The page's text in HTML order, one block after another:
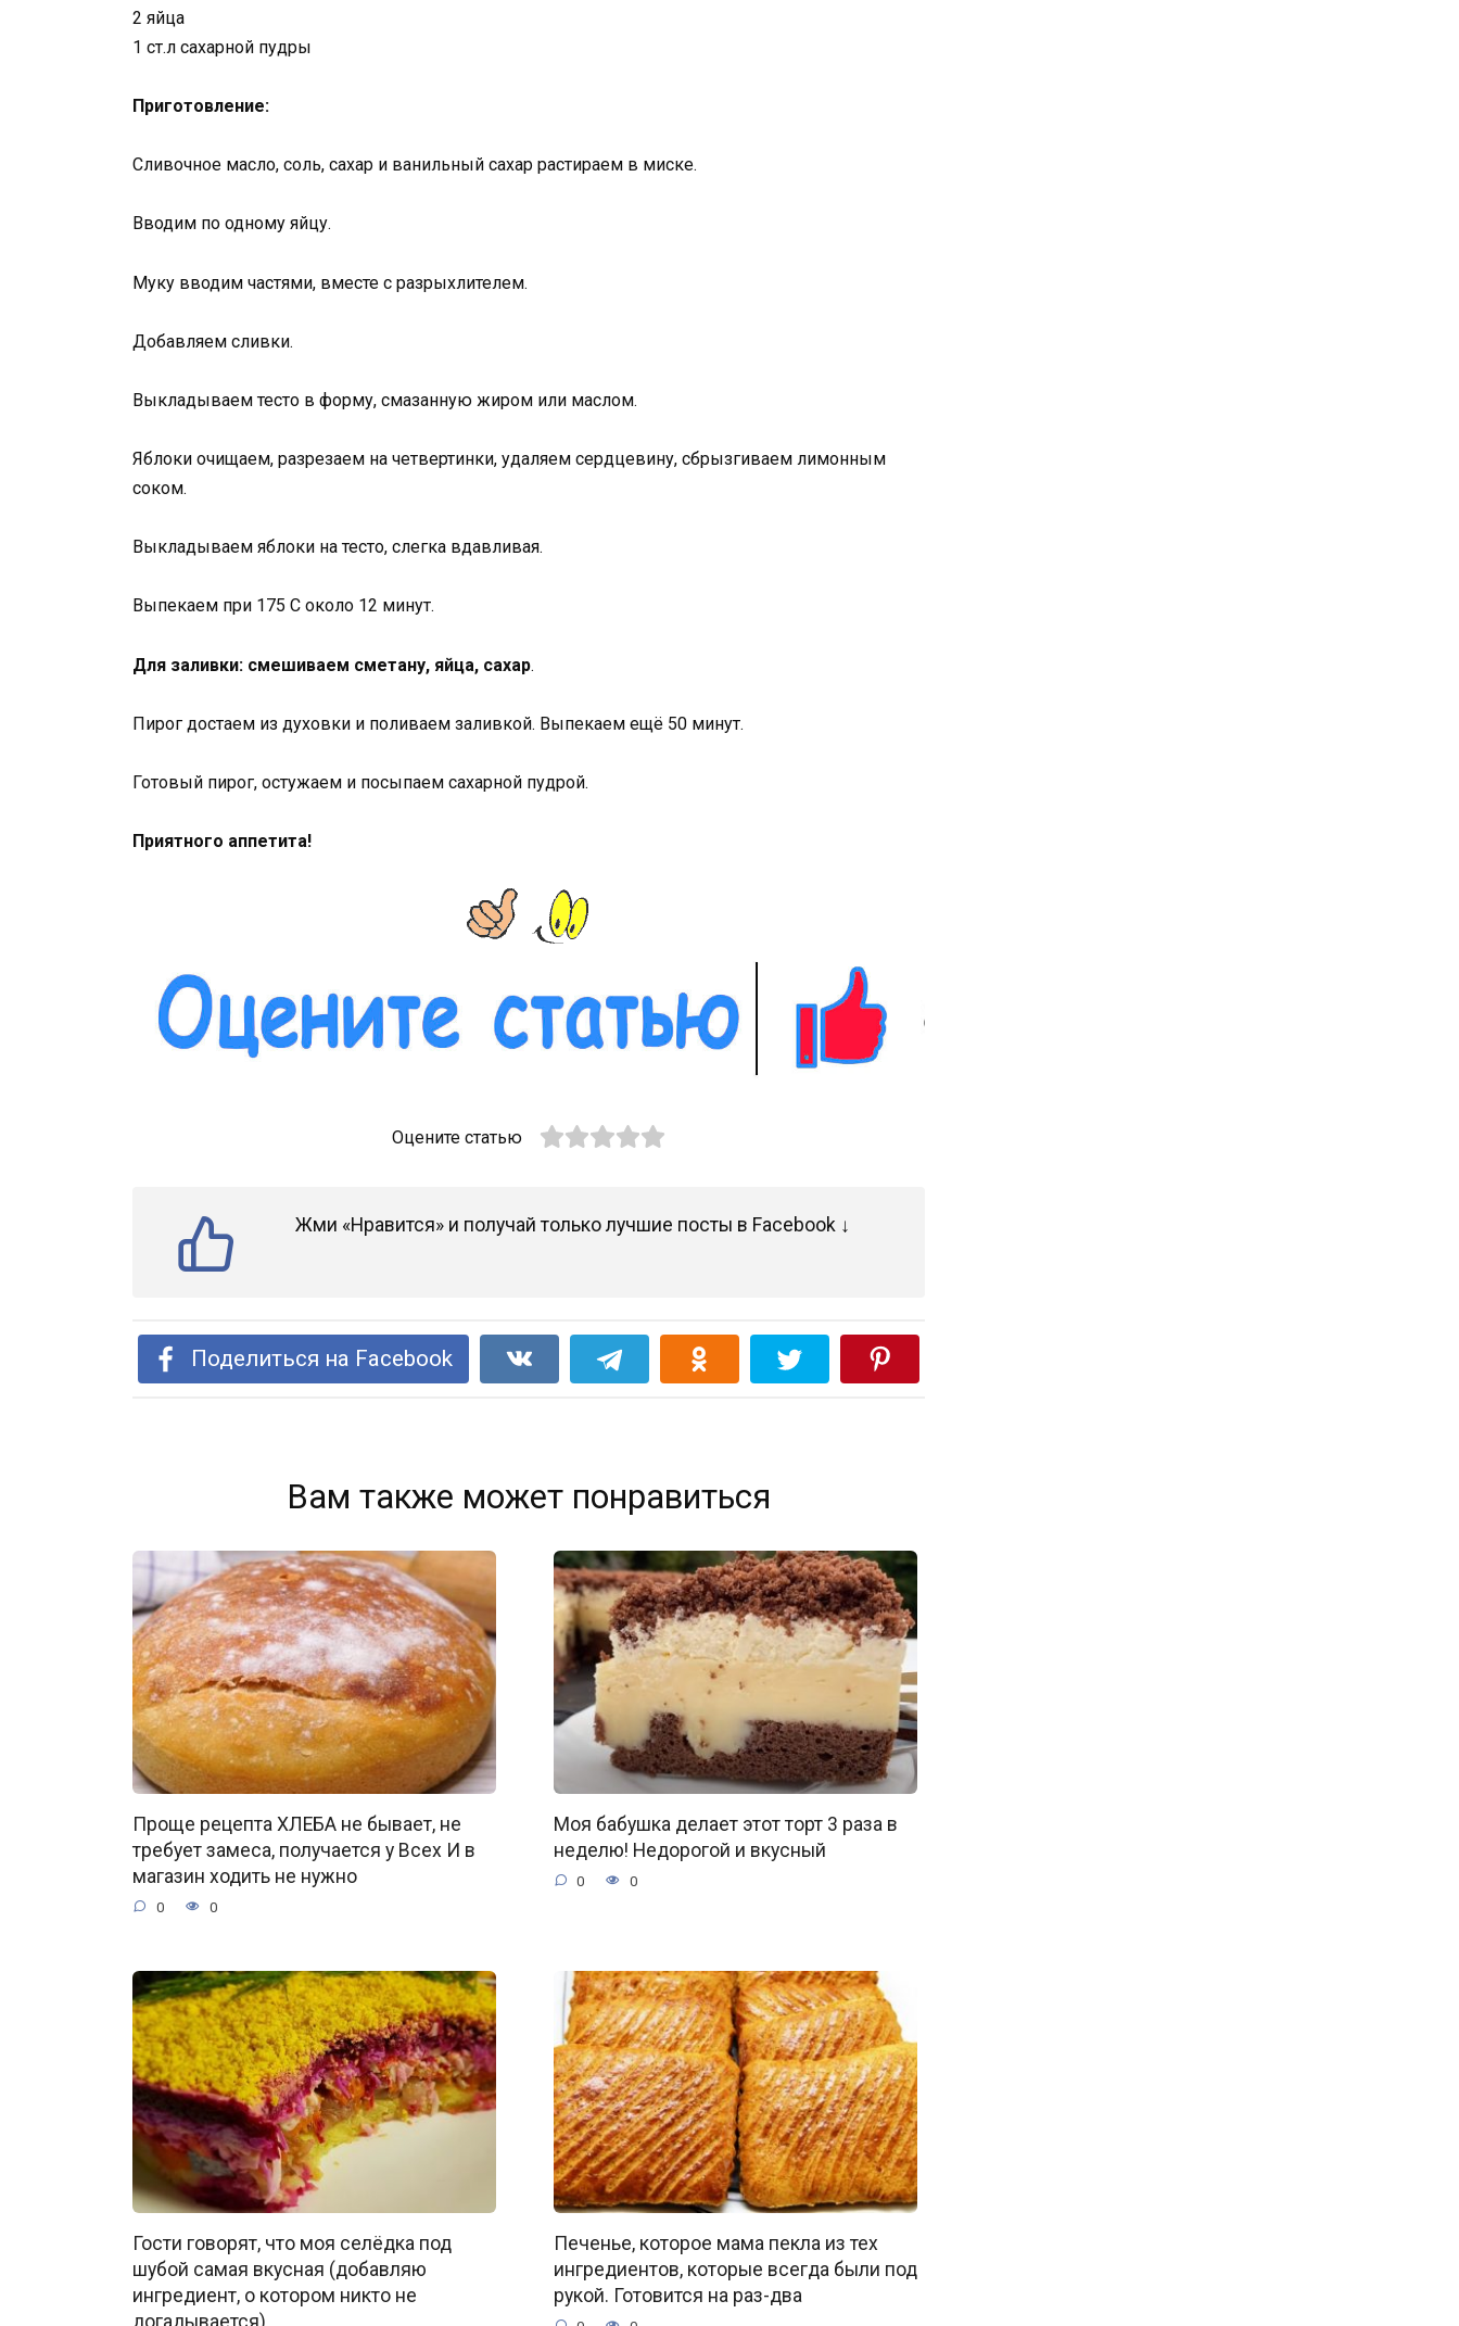
2 яйца
1 ст.л сахарной пудры
Приготовление:
Сливочное масло, соль, сахар и ванильный сахар растираем в миске.
Вводим по одному яйцу.
Муку вводим частями, вместе с разрыхлителем.
Добавляем сливки.
Выкладываем тесто в форму, смазанную жиром или маслом.
Яблоки очищаем, разрезаем на четвертинки, удаляем сердцевину, сбрызгиваем лимонным
соком.
Выкладываем яблоки на тесто, слегка вдавливая.
Выпекаем при 175 С около 12 минут.
Для заливки: смешиваем сметану, яйца, сахар.
Пирог достаем из духовки и поливаем заливкой. Выпекаем ещё 50 минут.
Готовый пирог, остужаем и посыпаем сахарной пудрой.
Приятного аппетита!
Оцените статью
Жми «Нравится» и получай только лучшие посты в Facebook ↓
Поделиться на Facebook
Вам также может понравиться
Проще рецепта ХЛЕБА не бывает, не
требует замеса, получается у Всех И в
магазин ходить не нужно
0 0
Моя бабушка делает этот торт 3 раза в
неделю! Недорогой и вкусный
0 0
Гости говорят, что моя селёдка под
шубой самая вкусная (добавляю
ингредиент, о котором никто не
догадывается)
Печенье, которое мама пекла из тех
ингредиентов, которые всегда были под
рукой. Готовится на раз-два